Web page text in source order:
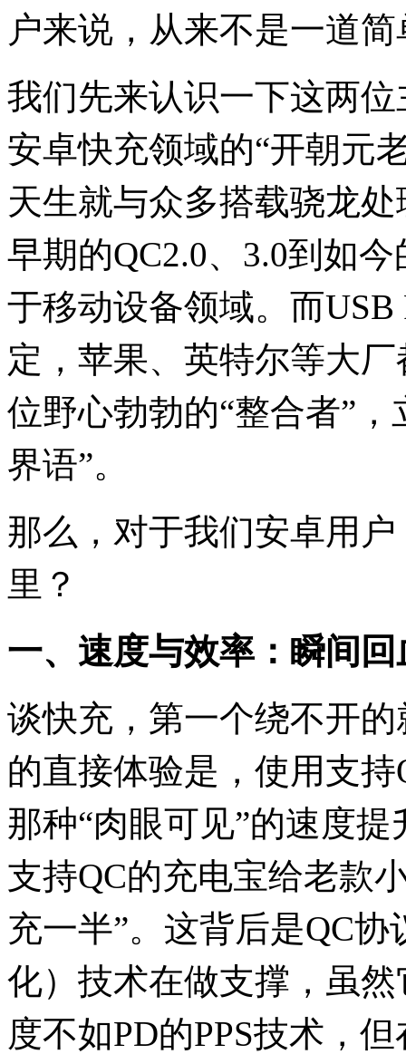
户来说，从来不是一道
我们先来认识一下这两
安卓快充领域的“开朝元
天生就与众多搭载骁龙
早期的QC2.0、3.0到如
于移动设备领域。而
定，苹果、英特尔等大
位野心勃勃的“整合者”
界语”。
那么，对于我们安卓用
里？
一、速度与效率：瞬间
谈快充，第一个绕不开
的直接体验是，使用支
那种“肉眼可见”的速度
支持QC的充电宝给老款
充一半”。这背后是QC
化）技术在做支撑，虽
度不如PD的PPS技术，